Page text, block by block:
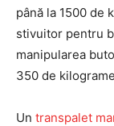
până la 1500 de
stivuitor pentru
manipularea
350 de
Un transpalet